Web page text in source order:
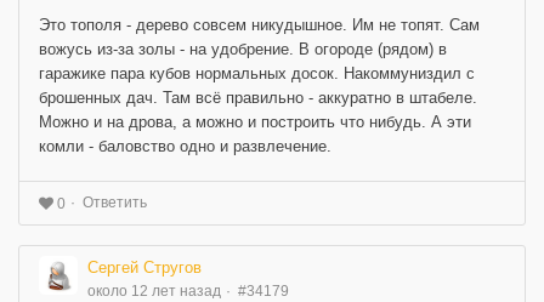
Это тополя - дерево совсем никудышное. Им не топят. Сам
вожусь из-за золы - на удобрение. В огороде (рядом) в
гаражике пара кубов нормальных досок. Накоммуниздил с
брошенных дач. Там всё правильно - аккуратно в штабеле.
Можно и на дрова, а можно и построить что нибудь. А эти
комли - баловство одно и развлечение.
0 Ответить
Сергей Стругов
около 12 лет назад #34179